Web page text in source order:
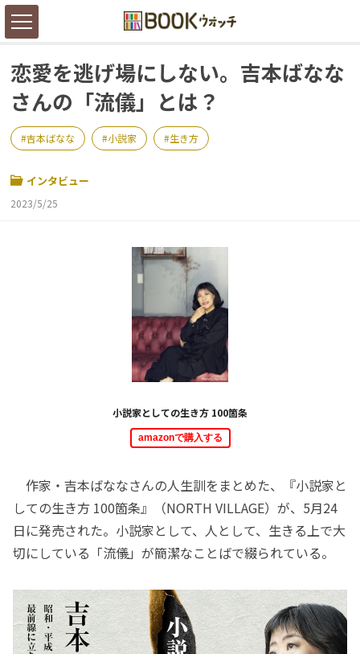
恋愛を逃げ場にしない。吉本ばなな
さんの「流儀」とは？
吉本ばなな 小説家 生き方
インタビュー
2023/5/25
小説家としての生き方 100箇条
amazonで購入する
作家・吉本ばななさんの人生訓をまとめた、『小説家と
しての生き方 100箇条』（NORTH VILLAGE）が、5月24
日に発売された。小説家として、人として、生きる上で大
切にしている「流儀」が簡潔なことばで綴られている。